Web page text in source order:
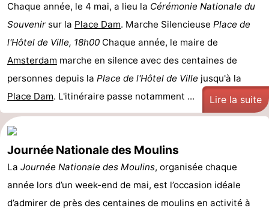
Chaque année, le 4 mai, a lieu la Cérémonie Nationale du
Souvenir sur la Place Dam. Marche Silencieuse Place de
l'Hôtel de Ville, 18h00 Chaque année, le maire de
Amsterdam marche en silence avec des centaines de
personnes depuis la Place de l'Hôtel de Ville jusqu'à la
Place Dam. L'itinéraire passe notamment ... Lire la suite
Journée Nationale des Moulins
La Journée Nationale des Moulins, organisée chaque
année lors d’un week-end de mai, est l’occasion idéale
d’admirer de près des centaines de moulins en activité à